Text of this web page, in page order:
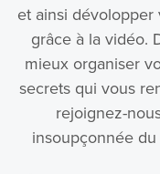
et ainsi
grâce à la vidéo.
mieux organiser
secrets qui vous
rejoignez-
insoupçonnée